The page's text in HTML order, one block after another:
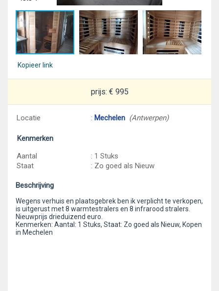
Kopieer link
prijs: € 995
Locatie : Mechelen (Antwerpen)
Kenmerken
Aantal
: 1 Stuks
Staat
: Zo goed als Nieuw
Beschrijving
Wegens verhuis en plaatsgebrek ben ik verplicht te verkopen,
is uitgerust met 8 warmtestralers en 8 infrarood stralers.
Nieuwprijs drieduizend euro.
Kenmerken: Aantal: 1 Stuks, Staat: Zo goed als Nieuw, Kopen
in Mechelen